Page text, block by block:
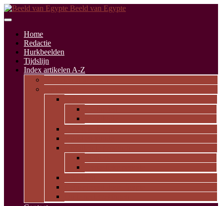
Beeld van Egypte
Home
Redactie
Hurkbeelden
Tijdslijn
Index artikelen A-Z